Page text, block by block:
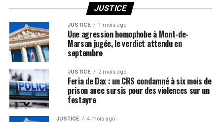
JUSTICE
JUSTICE 1 mois ago
Une agression homophobe à Mont-de-
Marsan jugée, le verdict attendu en
septembre
JUSTICE 2 mois ago
Feria de Dax : un CRS condamné à six mois de
prison avec sursis pour des violences sur un
festayre
JUSTICE 4 mois ago